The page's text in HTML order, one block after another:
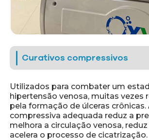
Curativos compressivos
Utilizados para combater um
hipertensão venosa, muitas vezes
pela formação de úlceras crônicas.
compressiva adequada reduz a
melhora a circulação venosa,
acelera o processo de cicatrização.